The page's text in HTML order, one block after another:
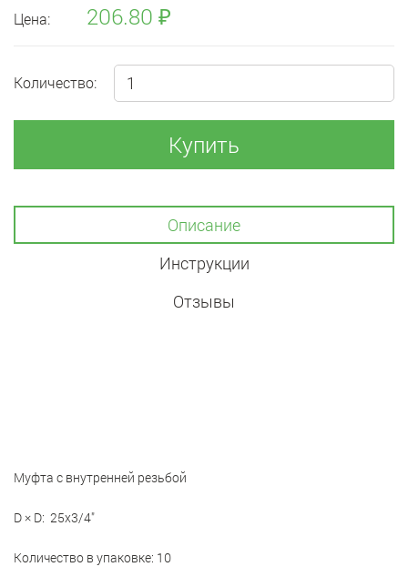
Цена: 206.80 ₽
Количество:
Купить
Описание
Инструкции
Отзывы
Муфта c внутренней резьбой
D × D: 25x3/4"
Количество в упаковке: 10